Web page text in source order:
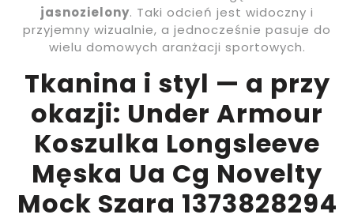
jasnozielony. Taki odcień jest widoczny i
przyjemny wizualnie, a jednocześnie pasuje do
wielu domowych aranżacji sportowych.
Tkanina i styl — a przy
okazji: Under Armour
Koszulka Longsleeve
Męska Ua Cg Novelty
Mock Szara 1373828294